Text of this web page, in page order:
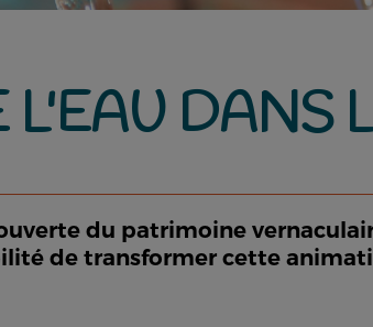
DANS
du patrimoine
de transformer cette